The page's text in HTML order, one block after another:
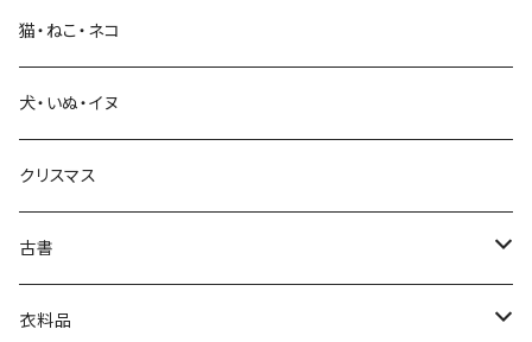
生活・暮らし
芸術・絵画・写真
絵本・児童書
娯楽・エンターテインメント
猫・ねこ・ネコ
犬・いぬ・イヌ
クリスマス
古書
古書セット
衣料品